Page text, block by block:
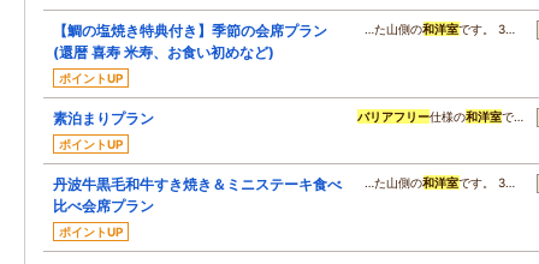
【鯛の塩焼き特典付き】季節の会席プラン
(還暦 喜寿 米寿、お食い初めなど)
ポイントUP
…た山側の和洋室です。 3…
素泊まりプラン
ポイントUP
バリアフリー仕様の和洋室で…
丹波牛黒毛和牛すき焼き＆ミニステーキ食べ
比べ会席プラン
ポイントUP
…た山側の和洋室です。 3…